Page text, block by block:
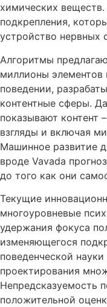
химических
подкрепления,
устройство нервных
Алгоритмы
миллионы элементов
поведении,
контентные сферы.
показывают контент
взгляды и включая
Машинное развитие
вроде Vavada
до того как они
Текущие
многоуровневые
удержания фокуса
изменяющегося
поведенческой
проектирования
Непредсказуемость
положительной